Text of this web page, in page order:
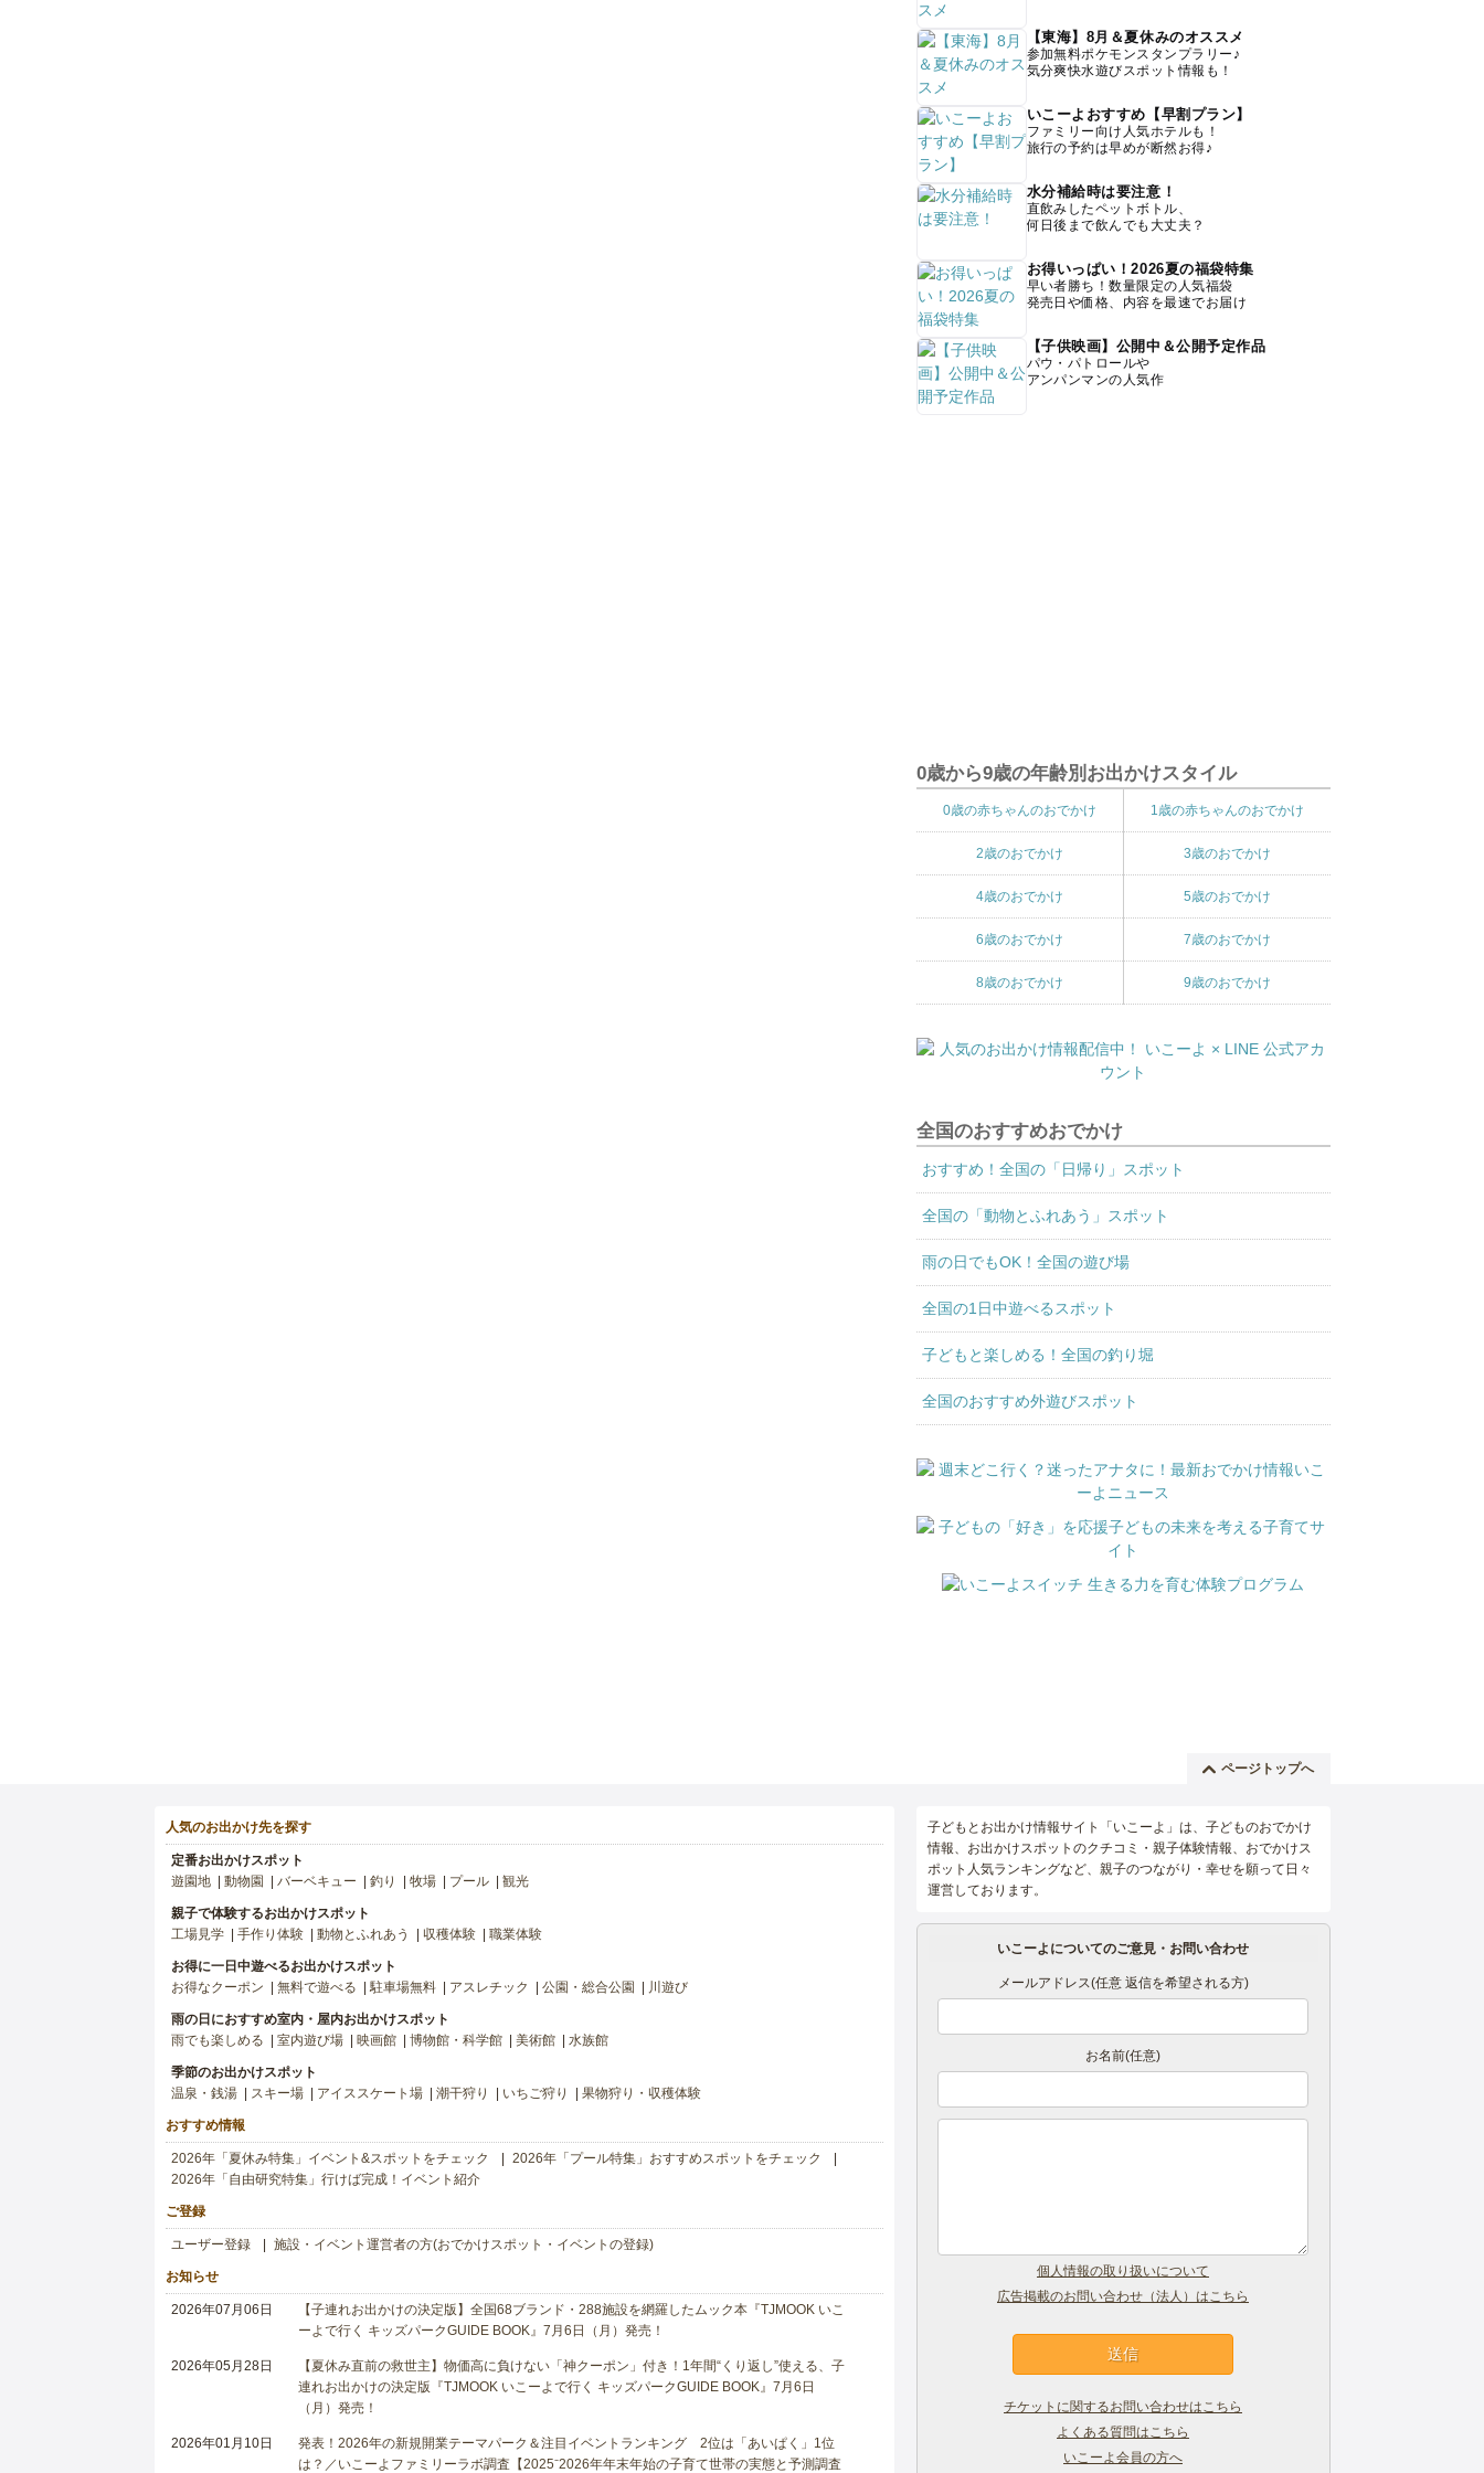
【東海】8月＆夏休みのオススメ
参加無料ポケモンスタンプラリー♪
気分爽快水遊びスポット情報も！
いこーよおすすめ【早割プラン】
ファミリー向け人気ホテルも！
旅行の予約は早めが断然お得♪
水分補給時は要注意！
直飲みしたペットボトル、
何日後まで飲んでも大丈夫？
お得いっぱい！2026夏の福袋特集
早い者勝ち！数量限定の人気福袋
発売日や価格、内容を最速でお届け
【子供映画】公開中＆公開予定作品
パウ・パトロールや
アンパンマンの人気作
0歳から9歳の年齢別お出かけスタイル
0歳の赤ちゃんのおでかけ 1歳の赤ちゃんのおでかけ
2歳のおでかけ 3歳のおでかけ
4歳のおでかけ 5歳のおでかけ
6歳のおでかけ 7歳のおでかけ
8歳のおでかけ 9歳のおでかけ
全国のおすすめおでかけ
おすすめ！全国の「日帰り」スポット
全国の「動物とふれあう」スポット
雨の日でもOK！全国の遊び場
全国の1日中遊べるスポット
子どもと楽しめる！全国の釣り堀
全国のおすすめ外遊びスポット
ページトップへ
人気のお出かけ先を探す
定番お出かけスポット
遊園地
動物園 バーベキュー 釣り 牧場 プール 観光
親子で体験するお出かけスポット
工場見学
手作り体験 動物とふれあう 収穫体験 職業体験
お得に一日中遊べるお出かけスポット
お得なクーポン
無料で遊べる 駐車場無料 アスレチック 公園・総合公園 川遊び
雨の日におすすめ室内・屋内お出かけスポット
雨でも楽しめる
室内遊び場 映画館 博物館・科学館 美術館 水族館
季節のお出かけスポット
温泉・銭湯
スキー場 アイススケート場 潮干狩り いちご狩り 果物狩り・収穫体験
おすすめ情報
2026年「夏休み特集」イベント&スポットをチェック
2026年「プール特集」おすすめスポットをチェック
2026年「自由研究特集」行けば完成！イベント紹介
ご登録
ユーザー登録 施設・イベント運営者の方(おでかけスポット・イベントの登録)
お知らせ
2026年07月06日
【子連れお出かけの決定版】全国68ブランド・288施設を網羅したムック本『TJMOOK いこ
ーよで行く キッズパークGUIDE BOOK』7月6日（月）発売！
2026年05月28日
【夏休み直前の救世主】物価高に負けない「神クーポン」付き！1年間“くり返し”使える、子
連れお出かけの決定版『TJMOOK いこーよで行く キッズパークGUIDE BOOK』7月6日
（月）発売！
2026年01月10日
発表！2026年の新規開業テーマパーク＆注目イベントランキング 2位は「あいぱく」1位
は？／いこーよファミリーラボ調査【2025⁻2026年年末年始の子育て世帯の実態と予測調査
子どもとお出かけ情報サイト「いこーよ」は、子どものおでかけ
情報、お出かけスポットのクチコミ・親子体験情報、おでかけス
ポット人気ランキングなど、親子のつながり・幸せを願って日々
運営しております。
いこーよについてのご意見・お問い合わせ
メールアドレス(任意 返信を希望される方)
お名前(任意)
個人情報の取り扱いについて
広告掲載のお問い合わせ（法人）はこちら
チケットに関するお問い合わせはこちら
よくある質問はこちら
いこーよ会員の方へ